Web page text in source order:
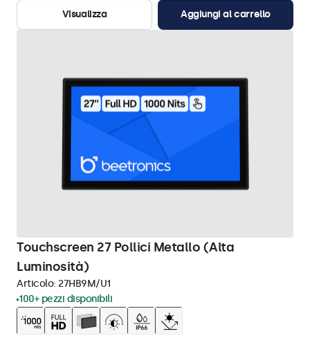
Visualizza
Aggiungi al carrello
Touchscreen 27 Pollici Metallo (Alta
Luminosità)
Articolo: 27HB9M/U1
100+ pezzi disponibili